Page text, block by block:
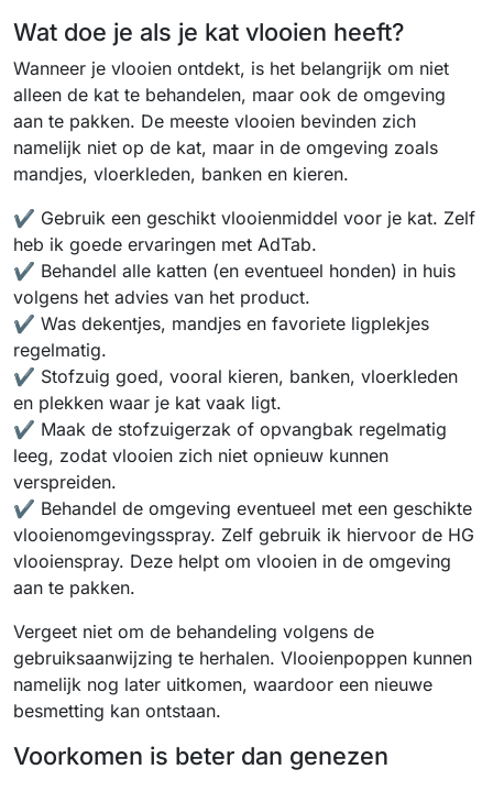
Wat doe je als je kat vlooien heeft?
Wanneer je vlooien ontdekt, is het belangrijk om niet
alleen de kat te behandelen, maar ook de omgeving
aan te pakken. De meeste vlooien bevinden zich
namelijk niet op de kat, maar in de omgeving zoals
mandjes, vloerkleden, banken en kieren.
✔️ Gebruik een geschikt vlooienmiddel voor je kat. Zelf
heb ik goede ervaringen met AdTab.
✔️ Behandel alle katten (en eventueel honden) in huis
volgens het advies van het product.
✔️ Was dekentjes, mandjes en favoriete ligplekjes
regelmatig.
✔️ Stofzuig goed, vooral kieren, banken, vloerkleden
en plekken waar je kat vaak ligt.
✔️ Maak de stofzuigerzak of opvangbak regelmatig
leeg, zodat vlooien zich niet opnieuw kunnen
verspreiden.
✔️ Behandel de omgeving eventueel met een geschikte
vlooienomgevingsspray. Zelf gebruik ik hiervoor de HG
vlooienspray. Deze helpt om vlooien in de omgeving
aan te pakken.
Vergeet niet om de behandeling volgens de
gebruiksaanwijzing te herhalen. Vlooienpoppen kunnen
namelijk nog later uitkomen, waardoor een nieuwe
besmetting kan ontstaan.
Voorkomen is beter dan genezen